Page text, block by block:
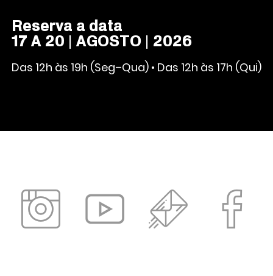
Reserva a data
17 A 20 | AGOSTO | 2026
Das 12h às 19h (Seg–Qua) • Das 12h às 17h (Qui)